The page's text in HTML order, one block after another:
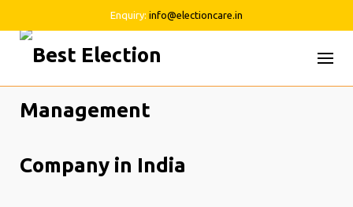
Enquiry: info@electioncare.in
Skip